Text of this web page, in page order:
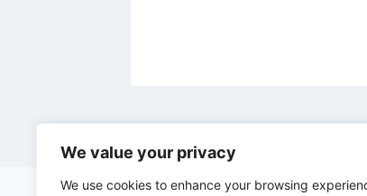
We value your privacy
We use cookies to enhance your browsing